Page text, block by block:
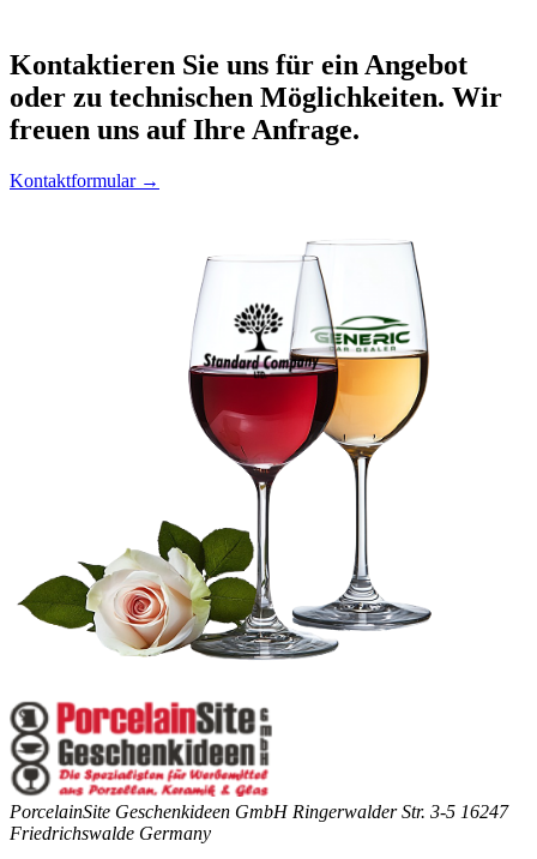
Kontaktieren Sie uns für ein Angebot
oder zu technischen Möglichkeiten. Wir
freuen uns auf Ihre Anfrage.
Kontaktformular →
PorcelainSite Geschenkideen GmbH Ringerwalder Str. 3-5 16247
Friedrichswalde Germany